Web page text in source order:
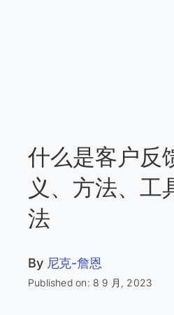
什么是客户反
义、方法、工
法
By 尼克-詹恩
Published on: 8 9 月, 2023